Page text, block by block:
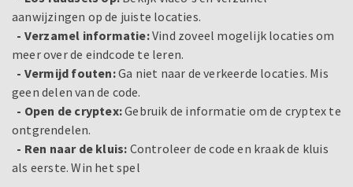
aanwijzingen op de juiste locaties.
- Verzamel informatie:Vind zoveel mogelijk locaties om
meer over de eindcode te leren.
- Vermijd fouten:Ga niet naar de verkeerde locaties. Mis
geen delen van de code.
- Open de cryptex:Gebruik de informatie om de cryptex te
ontgrendelen.
- Ren naar de kluis: Controleer de code en kraak de kluis
als eerste. Win het spel